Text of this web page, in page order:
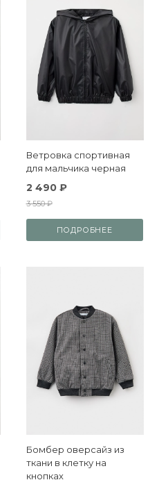
Ветровка спортивная
для мальчика черная
2 490 ₽
3 550 ₽
ПОДРОБНЕЕ
Бомбер оверсайз из
ткани в клетку на
кнопках